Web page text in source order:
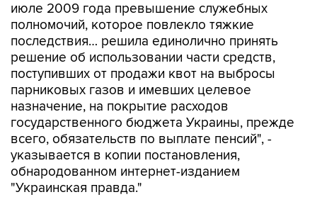
июле 2009 года превышение служебных
полномочий, которое повлекло тяжкие
последствия… решила единолично принять
решение об использовании части средств,
поступивших от продажи квот на выбросы
парниковых газов и имевших целевое
назначение, на покрытие расходов
государственного бюджета Украины, прежде
всего, обязательств по выплате пенсий", -
указывается в копии постановления,
обнародованном интернет-изданием
"Украинская правда."